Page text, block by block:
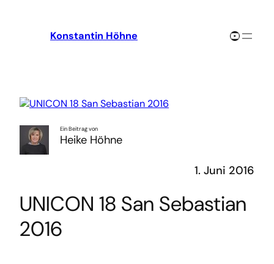
Konstantin Höhne YouTube-Channel
Ein Beitrag von
Heike Höhne
1. Juni 2016
UNICON 18 San Sebastian
2016